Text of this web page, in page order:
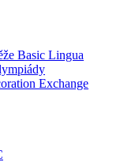
Basic Lingua
Exchange